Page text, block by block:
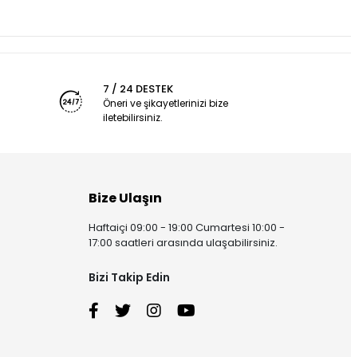
7 / 24 DESTEK
Öneri ve şikayetlerinizi bize
iletebilirsiniz.
Bize Ulaşın
Haftaiçi 09:00 - 19:00 Cumartesi 10:00 -
17:00 saatleri arasında ulaşabilirsiniz.
Bizi Takip Edin